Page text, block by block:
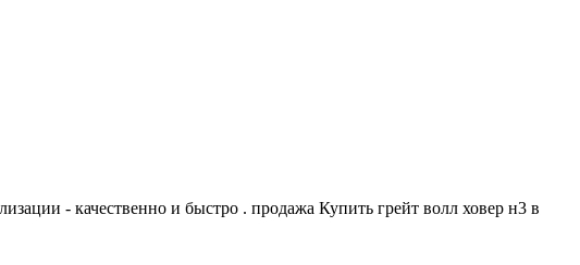
- качественно и быстро . продажа Купить грейт волл ховер н3 в